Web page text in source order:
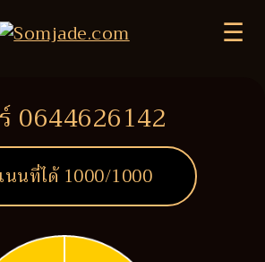
☰
0644626142
นนที่ได้ 1000/1000